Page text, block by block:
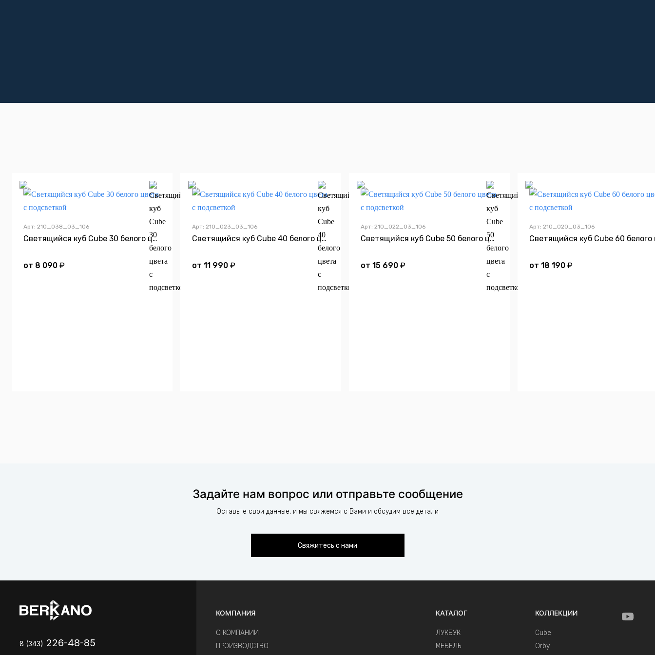
Арт: 210_038_03_106
Светящийся куб Cube 30 белого цвета с подсветкой
от 8 090 ₽
Арт: 210_023_03_106
Светящийся куб Cube 40 белого цвета с подсветкой
от 11 990 ₽
Арт: 210_022_03_106
Светящийся куб Cube 50 белого цвета с подсветкой
от 15 690 ₽
Арт: 210_020_03_106
от 18 190 ₽
Задайте нам вопрос или отправьте сообщение
Оставьте свои данные, и мы свяжемся с Вами и обсудим все детали
Свяжитесь с нами
8 (343) 226-48-85
КОМПАНИЯ
О КОМПАНИИ
ПРОИЗВОДСТВО
КАТАЛОГ
ЛУКБУК
МЕБЕЛЬ
КОЛЛЕКЦИИ
Cube
Orby